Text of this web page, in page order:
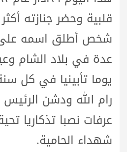
قلبية وحضر جنازته
شخص أطلق اسمه على
عدة في بلاد الشام
يوما تأبينيا في كل
رام الله ودشن الرئيس
عرفات نصبا تذكاريا
شهداء الحامية.